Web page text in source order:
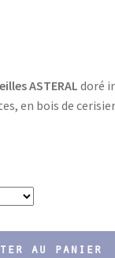
ASTERAL doré
en bois de
au panier